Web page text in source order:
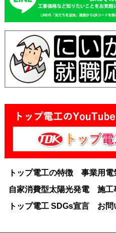
トップ電工の特徴 事業用電
自家消費型太陽光発電
施工
トップ電工 SDGs宣言
お問